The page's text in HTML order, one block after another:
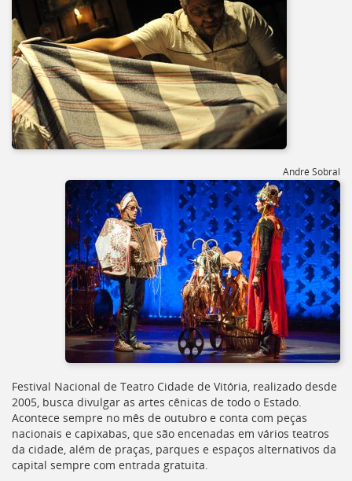
André Sobral
Festival Nacional de Teatro Cidade de Vitória, realizado desde
2005, busca divulgar as artes cênicas de todo o Estado.
Acontece sempre no mês de outubro e conta com peças
nacionais e capixabas, que são encenadas em vários teatros
da cidade, além de praças, parques e espaços alternativos da
capital sempre com entrada gratuita.